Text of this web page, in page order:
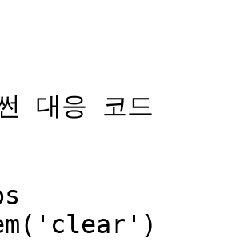
대응 코드